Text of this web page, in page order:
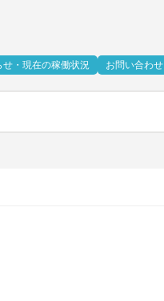
せ・現在の稼働状況 お問い合わせ